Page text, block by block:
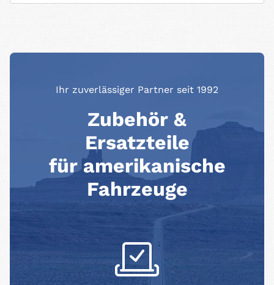
Ihr zuverlässiger Partner seit 1992
Zubehör &
Ersatzteile
für amerikanische
Fahrzeuge